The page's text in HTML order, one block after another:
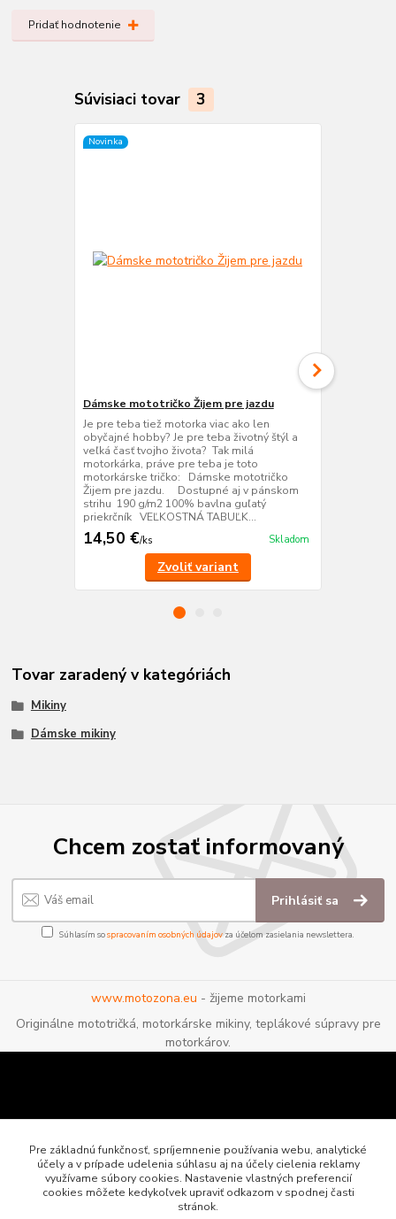
Pridať hodnotenie
Súvisiaci tovar 3
Novinka
Dámske mototričko Žijem pre jazdu
Je pre teba tiež motorka viac ako len
obyčajné hobby? Je pre teba životný štýl a
veľká časť tvojho života? Tak milá
motorkárka, práve pre teba je toto
motorkárske tričko: Dámske mototričko
Žijem pre jazdu. Dostupné aj v pánskom
strihu 190 g/m2 100% bavlna guľatý
priekrčník VEĽKOSTNÁ TABUĽK...
14,50 €/ks Skladom
Zvoliť variant
Tovar zaradený v kategóriách
Mikiny
Dámske mikiny
Chcem zostať informovaný
Prihlásiť sa
Súhlasím sospracovaním osobných údajov za účelom zasielania newslettera.
www.motozona.eu - žijeme motorkami
Originálne mototričká, motorkárske mikiny, teplákové súpravy pre
motorkárov.
Pre základnú funkčnosť, spríjemnenie používania webu, analytické
účely a v prípade udelenia súhlasu aj na účely cielenia reklamy
využívame súbory cookies. Nastavenie vlastných preferencií
cookies môžete kedykoľvek upraviť odkazom v spodnej časti
stránok.